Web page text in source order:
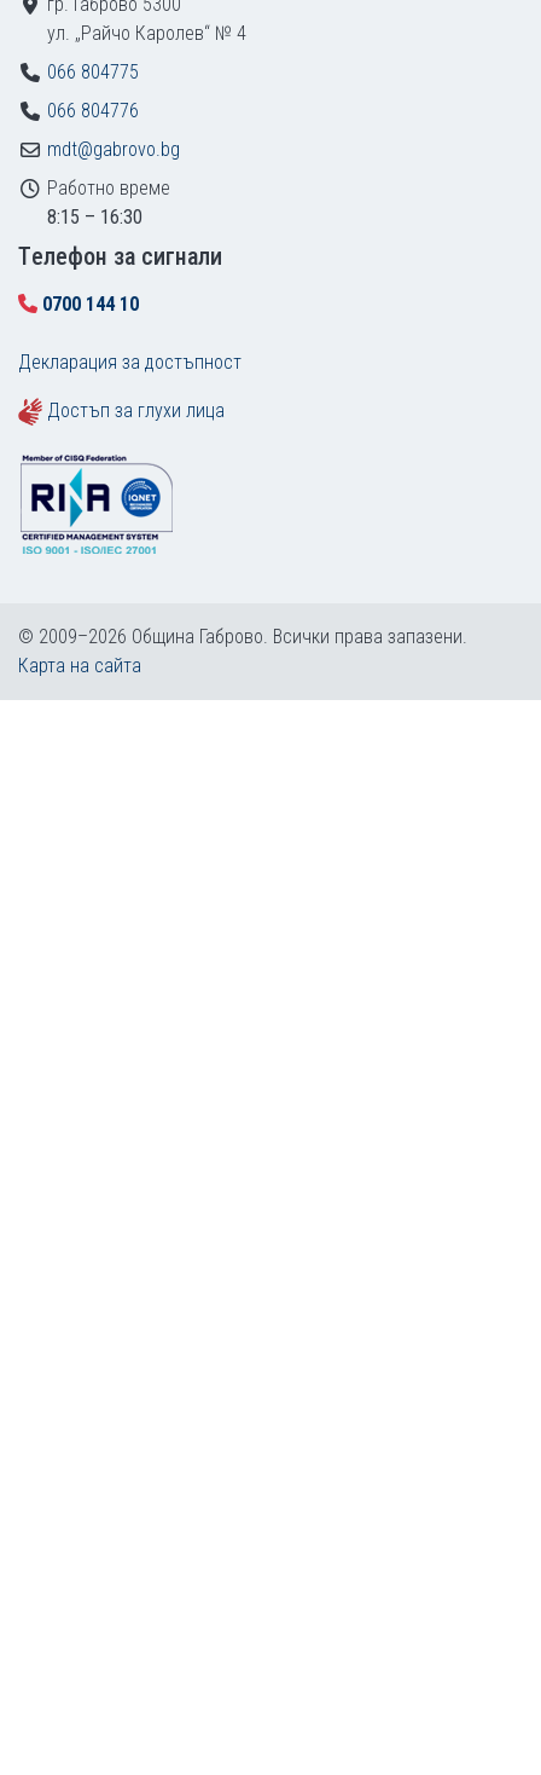
ул. „Райчо Каролев“ № 4
066 804775
066 804776
mdt@gabrovo.bg
Работно време
8:15 – 16:30
Tелефон за сигнали
0700 144 10
Декларация за достъпност
Достъп за глухи лица
© 2009–2026 Община Габрово. Всички права запазени.
Карта на сайта